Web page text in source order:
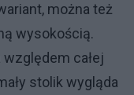
można też
wysokością.
całej
stolik wygląda